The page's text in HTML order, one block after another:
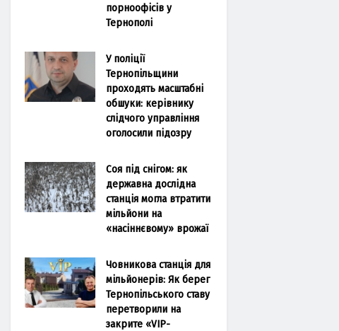
порноофісів у
Тернополі
У поліції
Тернопільщини
проходять масштабні
обшуки: керівнику
слідчого управління
оголосили підозру
Соя під снігом: як
державна дослідна
станція могла втратити
мільйони на
«насіннєвому» врожаї
Човникова станція для
мільйонерів: Як берег
Тернопільського ставу
перетворили на
закрите «VIP-